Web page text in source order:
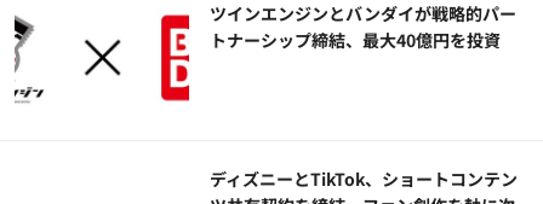
ツインエンジンとバンダイが戦略的パー
トナーシップ締結、最大40億円を投資
ディズニーとTikTok、ショートコンテン